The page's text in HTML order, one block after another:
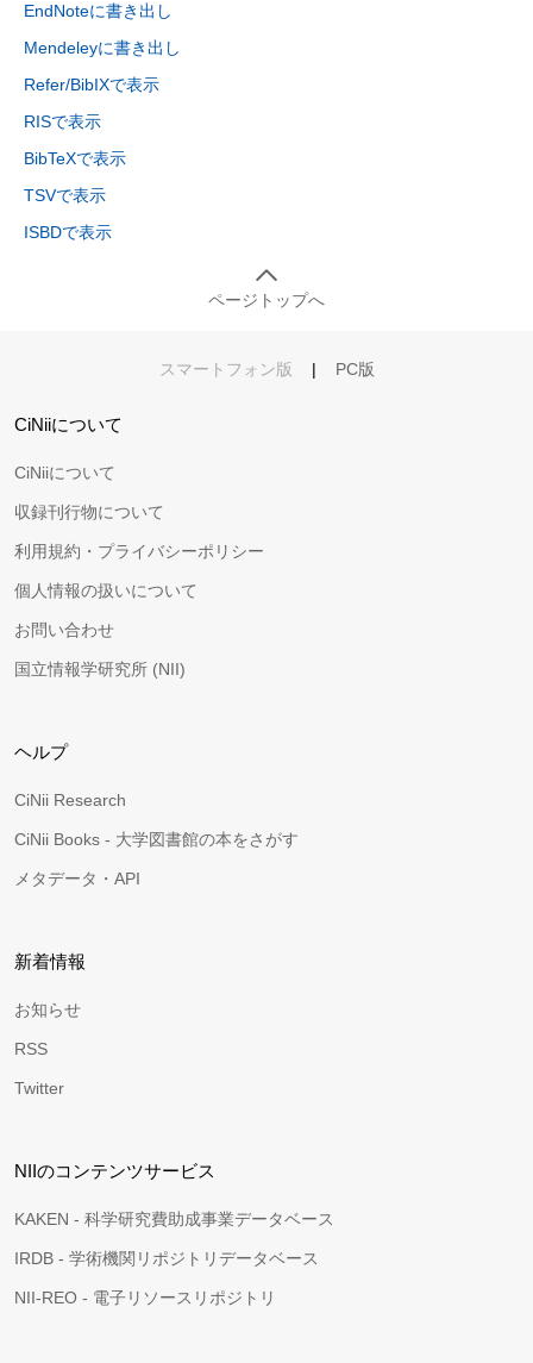
EndNoteに書き出し
Mendeleyに書き出し
Refer/BibIXで表示
RISで表示
BibTeXで表示
TSVで表示
ISBDで表示
ページトップへ
スマートフォン版 | PC版
CiNiiについて
CiNiiについて
収録刊行物について
利用規約・プライバシーポリシー
個人情報の扱いについて
お問い合わせ
国立情報学研究所 (NII)
ヘルプ
CiNii Research
CiNii Books - 大学図書館の本をさがす
メタデータ・API
新着情報
お知らせ
RSS
Twitter
NIIのコンテンツサービス
KAKEN - 科学研究費助成事業データベース
IRDB - 学術機関リポジトリデータベース
NII-REO - 電子リソースリポジトリ